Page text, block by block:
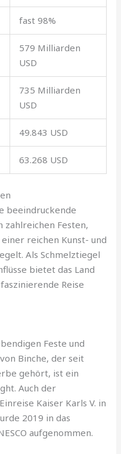
fast 98%
579 Milliarden
USD
735 Milliarden
USD
49.843 USD
63.268 USD
beeindruckende
zahlreichen Festen,
reichen Kunst- und
Als Schmelztiegel
bietet das Land
Reise
Feste und
Binche, der seit
gehört, ist ein
Auch der
Kaiser Karls V. in
2019 in das
aufgenommen.